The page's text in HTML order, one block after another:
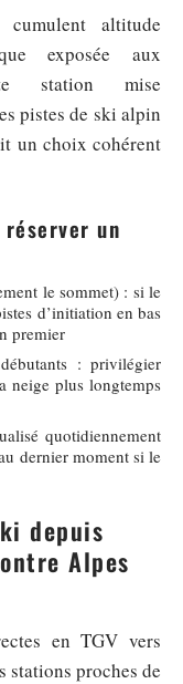
cumulent altitude
exposée aux
station mise
pistes de ski alpin
un choix cohérent
un
le sommet) : si le
d’initiation en bas
premier
: privilégier
neige plus longtemps
quotidiennement
dernier moment si le
depuis
Alpes
en TGV vers
stations proches de